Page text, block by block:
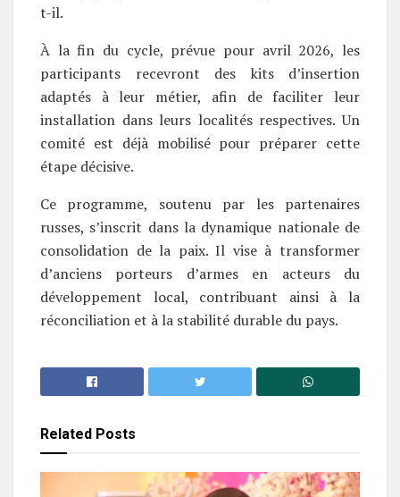
t-il.
À la fin du cycle, prévue pour avril 2026, les
participants recevront des kits d’insertion
adaptés à leur métier, afin de faciliter leur
installation dans leurs localités respectives. Un
comité est déjà mobilisé pour préparer cette
étape décisive.
Ce programme, soutenu par les partenaires
russes, s’inscrit dans la dynamique nationale de
consolidation de la paix. Il vise à transformer
d’anciens porteurs d’armes en acteurs du
développement local, contribuant ainsi à la
réconciliation et à la stabilité durable du pays.
Related Posts